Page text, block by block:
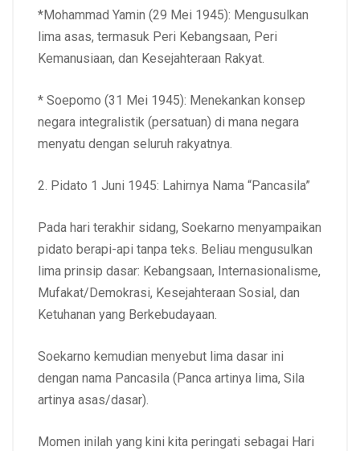
*Mohammad Yamin (29 Mei 1945): Mengusulkan
lima asas, termasuk Peri Kebangsaan, Peri
Kemanusiaan, dan Kesejahteraan Rakyat.
* Soepomo (31 Mei 1945): Menekankan konsep
negara integralistik (persatuan) di mana negara
menyatu dengan seluruh rakyatnya.
2. Pidato 1 Juni 1945: Lahirnya Nama “Pancasila”
Pada hari terakhir sidang, Soekarno menyampaikan
pidato berapi-api tanpa teks. Beliau mengusulkan
lima prinsip dasar: Kebangsaan, Internasionalisme,
Mufakat/Demokrasi, Kesejahteraan Sosial, dan
Ketuhanan yang Berkebudayaan.
Soekarno kemudian menyebut lima dasar ini
dengan nama Pancasila (Panca artinya lima, Sila
artinya asas/dasar).
Momen inilah yang kini kita peringati sebagai Hari